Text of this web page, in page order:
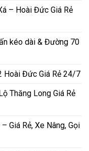
– Hoài Đức Giá Rẻ
kéo dài & Đường 70
Hoài Đức Giá Rẻ 24/7
Thăng Long Giá Rẻ
Giá Rẻ, Xe Nâng, Gọi